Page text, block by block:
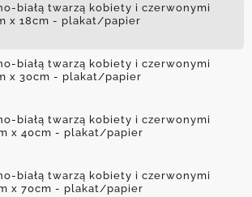
białą twarzą kobiety i czerwonymi
x 18cm - plakat/papier
białą twarzą kobiety i czerwonymi
x 30cm - plakat/papier
białą twarzą kobiety i czerwonymi
x 40cm - plakat/papier
białą twarzą kobiety i czerwonymi
x 70cm - plakat/papier